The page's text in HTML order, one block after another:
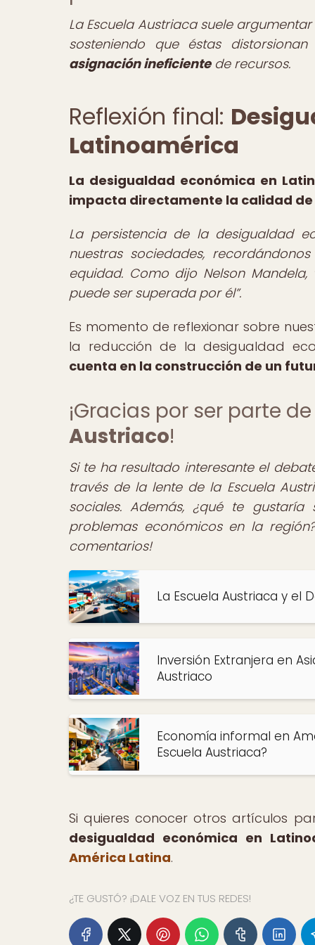
La Escuela Austriaca suele
sosteniendo que éstas
asignación ineficientede recursos.
Reflexión final:
Latinoamérica
La desigualdad económica en
impacta directamente la calidad
La persistencia de la desigualdad
nuestras sociedades,
equidad. Como dijo Nelson Mandela,
puede ser superada por él .
Es momento de reflexionar sobre
la reducción de la desigualdad
cuenta en la construcción de un
¡Gracias por ser parte
Austriaco!
Si te ha resultado interesante el
través de la lente de la Escuela
sociales. Además, ¿qué te
problemas económicos en la
comentarios!
La Escuela Austriaca y el
Inversión Extranjera en
Austriaco
Economía informal en
Escuela Austriaca?
Si quieres conocer otros artículos
desigualdad económica en
América Latina.
¿TE GUSTÓ? ¡DALE VOZ EN TUS REDES!